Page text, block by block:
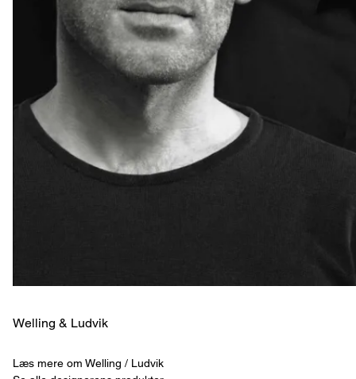
Welling & ­Ludvik
Læs mere om Welling / Ludvik